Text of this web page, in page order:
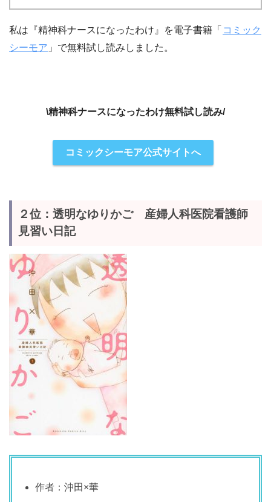
私は『精神科ナースになったわけ』を電子書籍「 コミック
シーモア 」で無料試し読みしました。
\精神科ナースになったわけ無料試し読み/
コミックシーモア公式サイトへ
２位：透明なゆりかご 産婦人科医院看護師
見習い日記
作者：沖田×華